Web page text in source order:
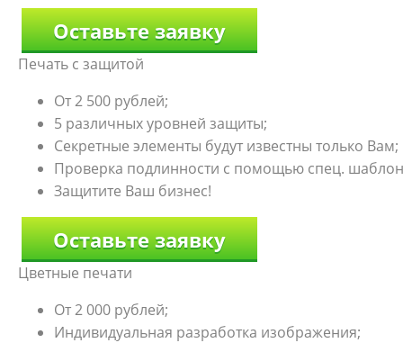
Оставьте заявку
Печать с защитой
От 2 500 рублей;
5 различных уровней защиты;
Секретные элементы будут известны только Вам;
Проверка подлинности с помощью спец.
Защитите Ваш бизнес!
Оставьте заявку
Цветные печати
От 2 000 рублей;
Индивидуальная разработка изображения;